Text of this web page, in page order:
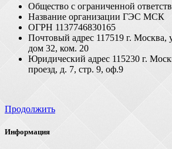
Общество с ограниченной
Название организации ГЭС МСК
ОГРН 1137746830165
Почтовый адрес 117519 г. Москва,
дом 32, ком. 20
Юридический адрес 115230 г.
проезд, д. 7, стр. 9, оф.9
Продолжить
Информация